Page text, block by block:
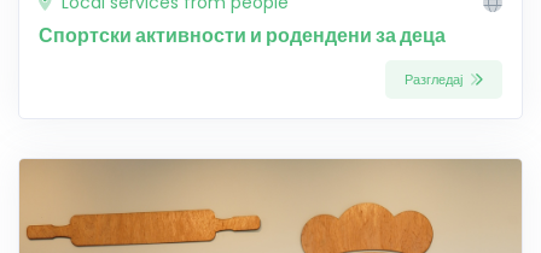
Спортски активности и родендени за деца
Разгледај